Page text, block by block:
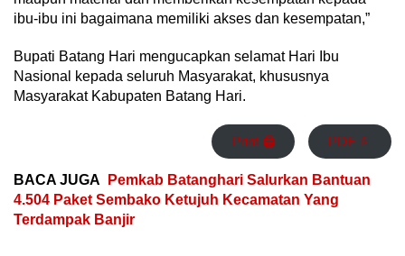
ibu-ibu ini bagaimana memiliki akses dan kesempatan,”
Bupati Batang Hari mengucapkan selamat Hari Ibu
Nasional kepada seluruh Masyarakat, khususnya
Masyarakat Kabupaten Batang Hari.
Print 🖨 PDF 📄
BACA JUGA
Pemkab Batanghari Salurkan Bantuan
4.504 Paket Sembako Ketujuh Kecamatan Yang
Terdampak Banjir